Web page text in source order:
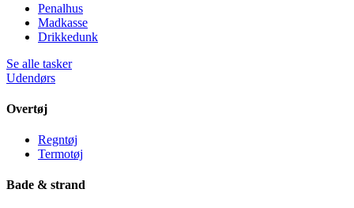
Penalhus
Madkasse
Drikkedunk
Se alle tasker
Udendørs
Overtøj
Regntøj
Termotøj
Bade & strand